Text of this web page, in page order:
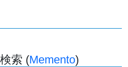
索 (Memento)